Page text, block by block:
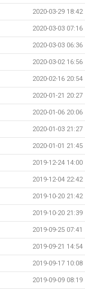
2020-03-29 18:42
2020-03-03 07:16
2020-03-03 06:36
2020-03-02 16:56
2020-02-16 20:54
2020-01-21 20:27
2020-01-06 20:06
2020-01-03 21:27
2020-01-01 21:45
2019-12-24 14:00
2019-12-04 22:42
2019-10-20 21:42
2019-10-20 21:39
2019-09-25 07:41
2019-09-21 14:54
2019-09-17 10:08
2019-09-09 08:19